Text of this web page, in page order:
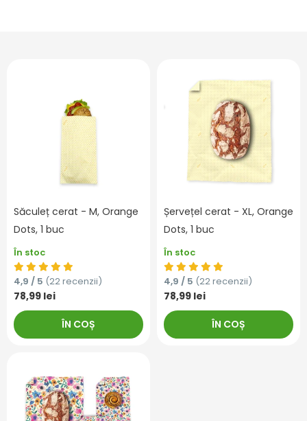
Săculeț cerat - M, Orange
Dots, 1 buc
În stoc
4,9 / 5 (22 recenzii)
78,99 lei
ÎN COȘ
Șervețel cerat - XL, Orange
Dots, 1 buc
În stoc
4,9 / 5 (22 recenzii)
78,99 lei
ÎN COȘ